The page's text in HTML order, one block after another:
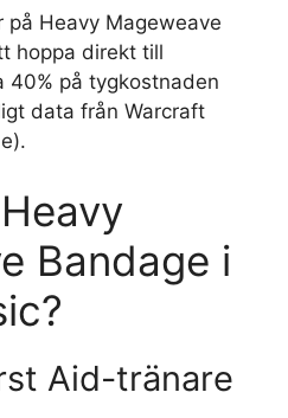
på Heavy Mageweave
hoppa direkt till
40% på tygkostnaden
data från Warcraft
Bandage i
Aid-tränare